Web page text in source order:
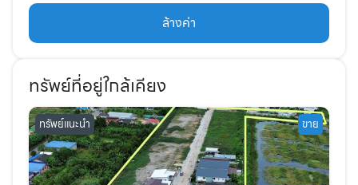
ล้างค่า
ทรัพย์ที่อยู่ใกล้เคียง
ทรัพย์แนะนำ ขาย